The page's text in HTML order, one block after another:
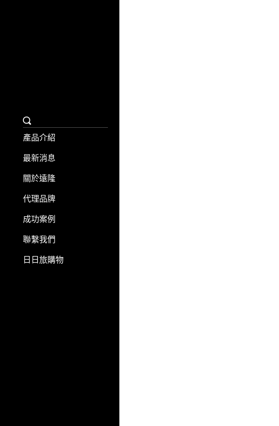
產品介紹
最新消息
關於遠隆
代理品牌
成功案例
聯繫我們
日日旅購物